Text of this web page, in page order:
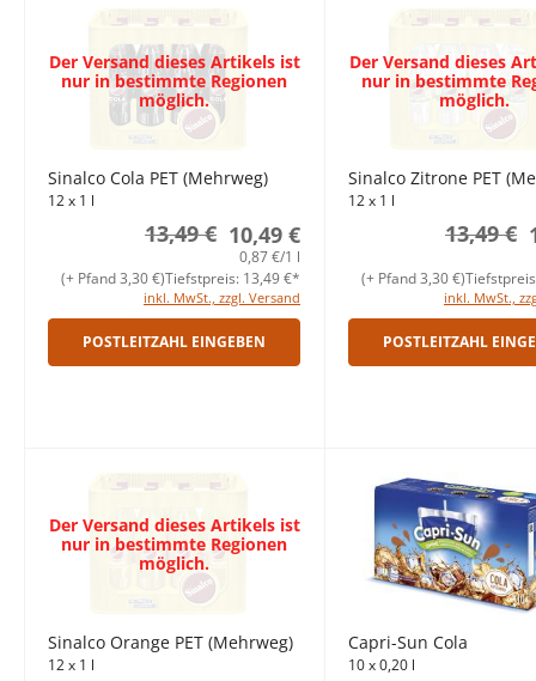
Der Versand dieses Artikels ist
nur in bestimmte Regionen
möglich.
Sinalco Cola PET (Mehrweg)
12 x 1 l
10,49 €
13,49 €
0,87 €/1 l
inkl. MwSt., zzgl. Versand
(+ Pfand 3,30 €)Tiefstpreis: 13,49 €*
POSTLEITZAHL EINGEBEN
Der Versand dieses
nur in bestimmte
möglich.
Sinalco Zitrone PET
12 x 1 l
13,49 €
inkl. MwSt.,
(+ Pfand 3,30 €)
POSTLEITZAHL
Der Versand dieses Artikels ist
nur in bestimmte Regionen
möglich.
Sinalco Orange PET (Mehrweg)
12 x 1 l
Capri-Sun Cola
10 x 0,20 l